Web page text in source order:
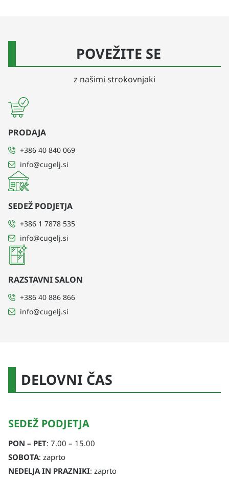
POVEŽITE SE
z našimi strokovnjaki
PRODAJA
+386 40 840 069
info@cugelj.si
SEDEŽ PODJETJA
+386 1 7878 535
info@cugelj.si
RAZSTAVNI SALON
+386 40 886 866
info@cugelj.si
DELOVNI ČAS
SEDEŽ PODJETJA
PON – PET: 7.00 – 15.00
SOBOTA: zaprto
NEDELJA IN PRAZNIKI: zaprto